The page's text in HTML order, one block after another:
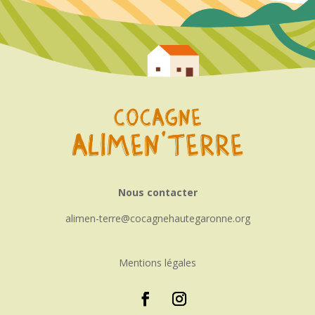
Nous contacter
alimen-terre
cocagnehautegaronne.org
Mentions légales